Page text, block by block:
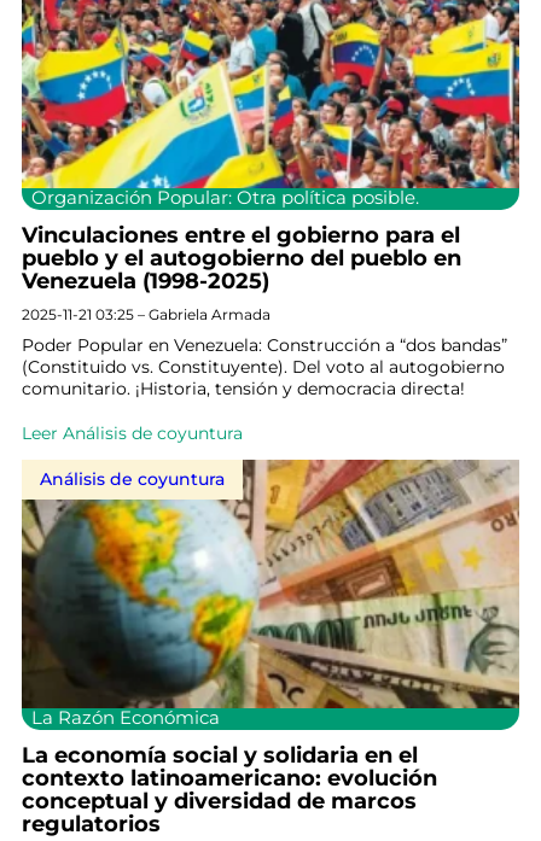
Organización Popular: Otra política posible.
Vinculaciones entre el gobierno para el
pueblo y el autogobierno del pueblo en
Venezuela (1998-2025)
2025-11-21 03:25 – Gabriela Armada
Poder Popular en Venezuela: Construcción a “dos bandas”
(Constituido vs. Constituyente). Del voto al autogobierno
comunitario. ¡Historia, tensión y democracia directa!
Leer Análisis de coyuntura
Análisis de coyuntura
La Razón Económica
La economía social y solidaria en el
contexto latinoamericano: evolución
conceptual y diversidad de marcos
regulatorios